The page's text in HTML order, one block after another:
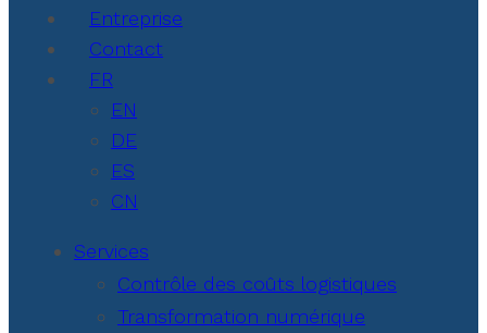
Entreprise
Contact
FR
EN
DE
ES
CN
Services
Contrôle des coûts logistiques
Transformation numérique